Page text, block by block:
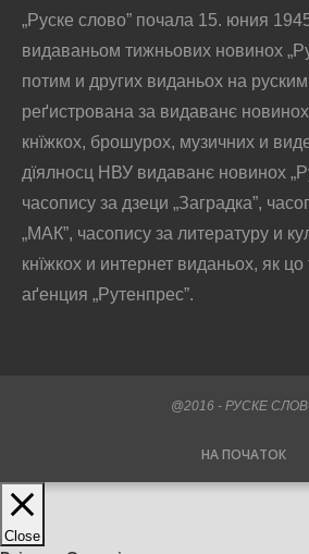
„Руске слово” почала 15. юния
видаваньом тижньових новинох
потим и других виданьох на
реґистрована за видаванє
кнїжкох, брошурох, музичних и
дїялносц НВУ видаванє новинох
часопису за дзеци „Заградка”,
„МАК”, часопису за литературу и
кнїжкох и интернет виданьох, як
аґенция „Рутенпрес”.
@2016 - РУСКЕ
НА ПОЧАТОК
Close